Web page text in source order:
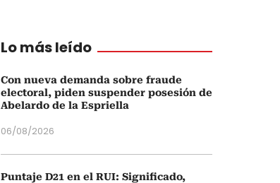
Lo más leído
Con nueva demanda sobre fraude
electoral, piden suspender posesión de
Abelardo de la Espriella
06/08/2026
Puntaje D21 en el RUI: Significado,